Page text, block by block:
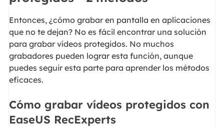
Entonces, ¿cómo grabar en pantalla en aplicaciones
que no te dejan? No es fácil encontrar una solución
para grabar vídeos protegidos. No muchos
grabadores pueden lograr esta función, aunque
puedes seguir esta parte para aprender los métodos
eficaces.
Cómo grabar vídeos protegidos con
EaseUS RecExperts